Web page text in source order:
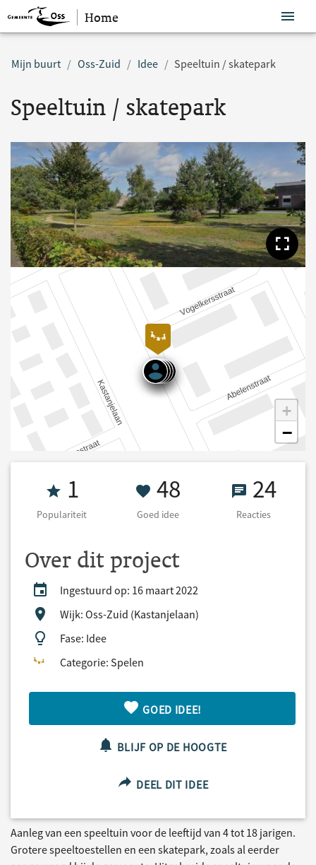
Sla navigatie over
Home
Mijn buurt Oss-Zuid Idee Speeltuin / skatepark
Speeltuin / skatepark
+
−
Populariteit 1
1
Populariteit
48 Goed idee
48
Goed idee
2424
Reacties
Over dit project
Ingestuurd op: 16 maart 2022
Wijk: Oss-Zuid (Kastanjelaan)
Fase: Idee
Categorie: Spelen
GOED IDEE!
BLIJF OP DE HOOGTE
DEEL DIT IDEE
Aanleg van een speeltuin voor de leeftijd van 4 tot 18 jarigen.
Grotere speeltoestellen en een skatepark, zoals al eerder